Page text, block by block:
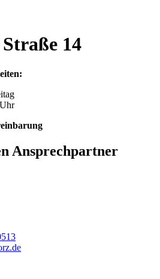
14
Ansprechpartner